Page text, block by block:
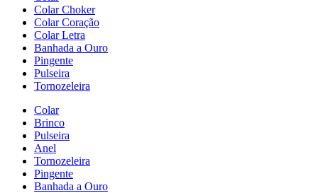
Colar Choker
Colar Coração
Colar Letra
Banhada a Ouro
Pingente
Pulseira
Tornozeleira
Colar
Brinco
Pulseira
Anel
Tornozeleira
Pingente
Banhada a Ouro